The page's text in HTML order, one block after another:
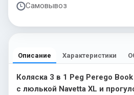
Самовывоз
Описание Характеристики
Коляска 3 в 1 Peg Perego
с люлькой Navetta XL и